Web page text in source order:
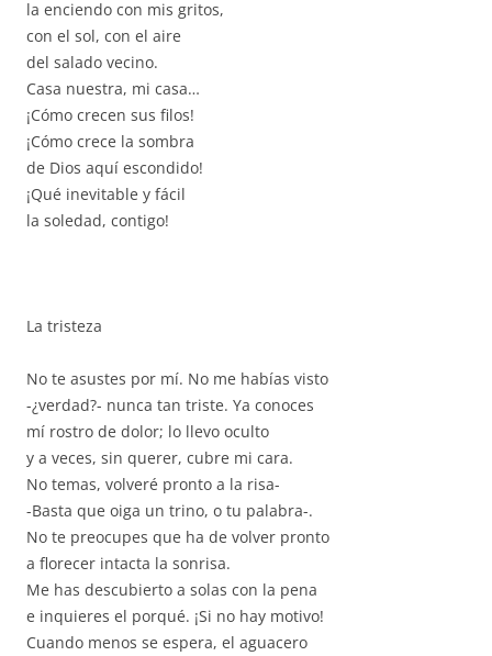
la enciendo con mis gritos,
con el sol, con el aire
del salado vecino.
Casa nuestra, mi casa…
¡Cómo crecen sus filos!
¡Cómo crece la sombra
de Dios aquí escondido!
¡Qué inevitable y fácil
la soledad, contigo!
La tristeza
No te asustes por mí. No me habías visto
-¿verdad?- nunca tan triste. Ya conoces
mí rostro de dolor; lo llevo oculto
y a veces, sin querer, cubre mi cara.
No temas, volveré pronto a la risa-
-Basta que oiga un trino, o tu palabra-.
No te preocupes que ha de volver pronto
a florecer intacta la sonrisa.
Me has descubierto a solas con la pena
e inquieres el porqué. ¡Si no hay motivo!
Cuando menos se espera, el aguacero